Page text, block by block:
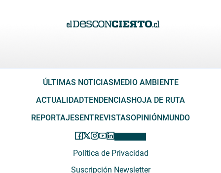
ÚLTIMAS NOTICIASMEDIO AMBIENTE
ACTUALIDADTENDENCIASHOJA DE RUTA
REPORTAJESENTREVISTASOPINIÓNMUNDO
Política de Privacidad
Suscripción Newsletter